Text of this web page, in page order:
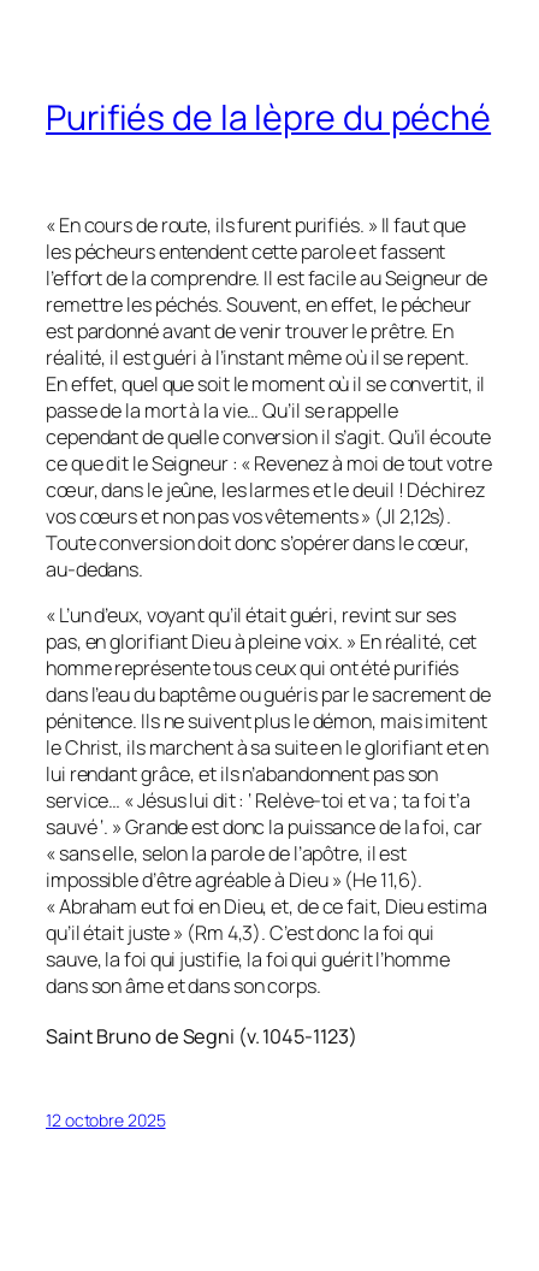
Purifiés de la lèpre du péché
« En cours de route, ils furent purifiés. » Il faut que
les pécheurs entendent cette parole et fassent
l’effort de la comprendre. Il est facile au Seigneur de
remettre les péchés. Souvent, en effet, le pécheur
est pardonné avant de venir trouver le prêtre. En
réalité, il est guéri à l’instant même où il se repent.
En effet, quel que soit le moment où il se convertit, il
passe de la mort à la vie… Qu’il se rappelle
cependant de quelle conversion il s’agit. Qu’il écoute
ce que dit le Seigneur : « Revenez à moi de tout votre
cœur, dans le jeûne, les larmes et le deuil ! Déchirez
vos cœurs et non pas vos vêtements » (Jl 2,12s).
Toute conversion doit donc s’opérer dans le cœur,
au-dedans.
« L’un d’eux, voyant qu’il était guéri, revint sur ses
pas, en glorifiant Dieu à pleine voix. » En réalité, cet
homme représente tous ceux qui ont été purifiés
dans l’eau du baptême ou guéris par le sacrement de
pénitence. Ils ne suivent plus le démon, mais imitent
le Christ, ils marchent à sa suite en le glorifiant et en
lui rendant grâce, et ils n’abandonnent pas son
service… « Jésus lui dit : ‘ Relève-toi et va ; ta foi t’a
sauvé ‘. » Grande est donc la puissance de la foi, car
« sans elle, selon la parole de l’apôtre, il est
impossible d’être agréable à Dieu » (He 11,6).
« Abraham eut foi en Dieu, et, de ce fait, Dieu estima
qu’il était juste » (Rm 4,3). C’est donc la foi qui
sauve, la foi qui justifie, la foi qui guérit l’homme
dans son âme et dans son corps.
Saint Bruno de Segni (v. 1045-1123)
12 octobre 2025